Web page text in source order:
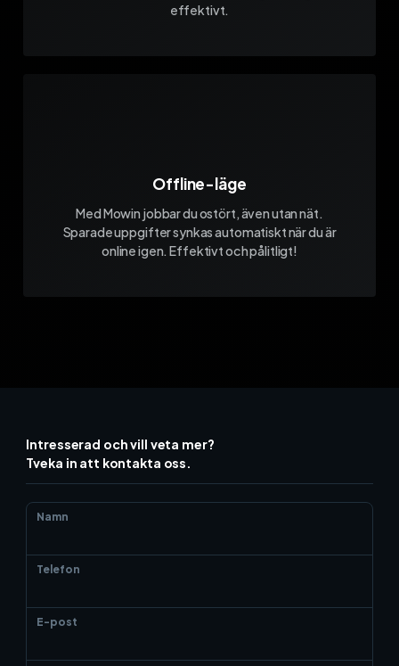
effektivt.
Offline-läge
Med Mowin jobbar du ostört, även utan nät.
Sparade uppgifter synkas automatiskt när du är
online igen. Effektivt och pålitligt!
Intresserad och vill veta mer?
Tveka in att kontakta oss.
Namn
Telefon
E-post